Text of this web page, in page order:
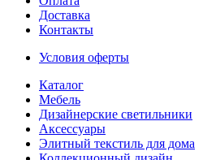
Доставка
Контакты
Условия оферты
Каталог
Мебель
Дизайнерские светильники
Аксессуары
Элитный текстиль для дома